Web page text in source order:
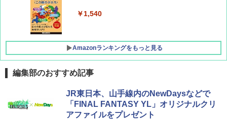
￥1,760
￥1,540
Amazonランキングをもっと見る
[キャンパーズコレクション 山善] ポップアッ
プテント 傘みたいに広げて畳める パッとサ
ッとサンシェード キューブ フルクローズ メ
ッシュ 簡単設置 ワンタッチテント キャンプ
熊撃退スプレー 熊よけスプレー 熊スプレー
【日本企業販売】超強力クマ対策スプレー 30
0ml（連続噴射30秒）110ml（連続噴射15
秒）射程5～10m 安全ロック搭載 携帯収納袋
編集部のおすすめ記事
JR東日本、山手線内のNewDaysなどで
「FINAL FANTASY YL」オリジナルクリ
アファイルをプレゼント